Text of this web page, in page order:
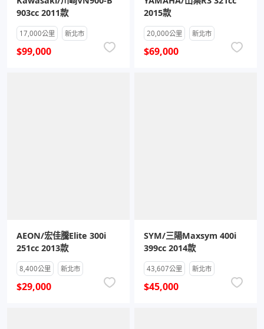
903cc 2011款
17,000公里 新北市
$99,000
2015款
20,000公里 新北市
$69,000
AEON/宏佳騰Elite 300i
251cc 2013款
8,400公里 新北市
$29,000
SYM/三陽Maxsym 400i
399cc 2014款
43,607公里 新北市
$45,000